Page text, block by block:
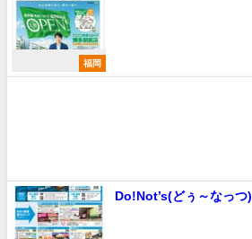
福岡
Do!Not’s(どぅ～なっつ)